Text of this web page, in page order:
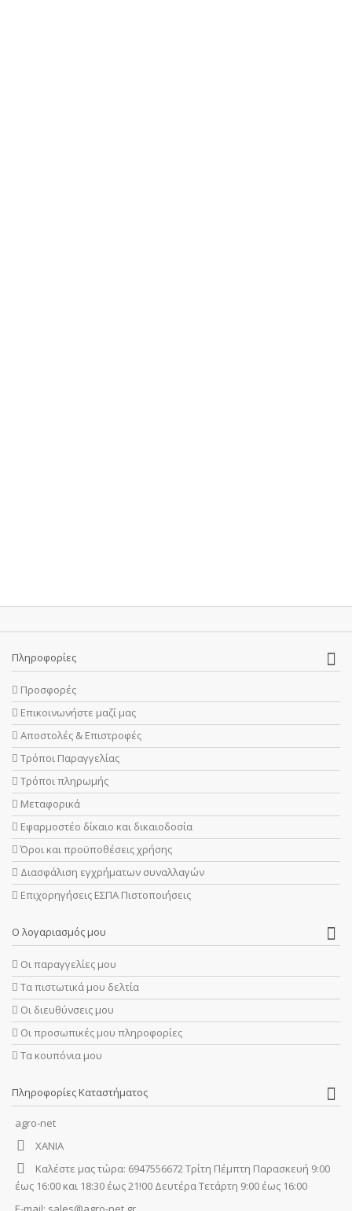
Πληροφορίες
Προσφορές
Επικοινωνήστε μαζί μας
Αποστολές & Επιστροφές
Τρόποι Παραγγελίας
Τρόποι πληρωμής
Μεταφορικά
Εφαρμοστέο δίκαιο και δικαιοδοσία
Όροι και προϋποθέσεις χρήσης
Διασφάλιση εγχρήματων συναλλαγών
Επιχορηγήσεις ΕΣΠΑ Πιστοποιήσεις
Ο λογαριασμός μου
Οι παραγγελίες μου
Τα πιστωτικά μου δελτία
Οι διευθύνσεις μου
Οι προσωπικές μου πληροφορίες
Τα κουπόνια μου
Πληροφορίες Καταστήματος
agro-net
ΧΑΝΙΑ
Καλέστε μας τώρα: 6947556672 Τρίτη Πέμπτη Παρασκευή 9:00
έως 16:00 και 18:30 έως 21!00 Δευτέρα Τετάρτη 9:00 έως 16:00